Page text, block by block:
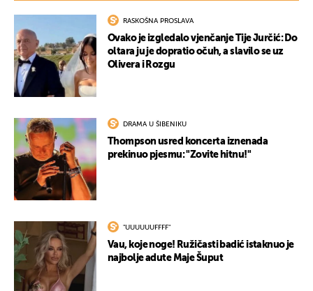
RASKOŠNA PROSLAVA
Ovako je izgledalo vjenčanje Tije Jurčić: Do
oltara ju je dopratio očuh, a slavilo se uz
Olivera i Rozgu
DRAMA U ŠIBENIKU
Thompson usred koncerta iznenada
prekinuo pjesmu: "Zovite hitnu!"
"UUUUUUFFFF"
Vau, koje noge! Ružičasti badić istaknuo je
najbolje adute Maje Šuput